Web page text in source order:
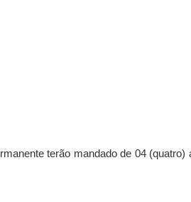
terão mandado de 04 (quatro)